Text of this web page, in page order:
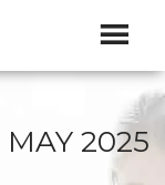
MAY 2025